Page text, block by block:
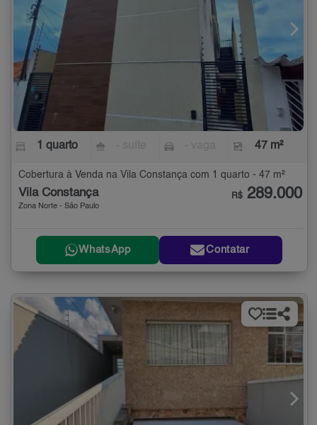
1 quarto 47 m²
Cobertura à Venda na Vila Constança com 1 quarto - 47 m²
Vila Constança
Zona Norte - São Paulo
R$ 289.000
WhatsApp Contatar